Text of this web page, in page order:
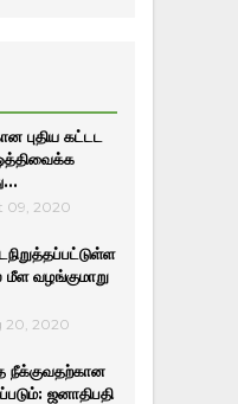
புதிய கட்டட
09, 2020
வழங்குமாறு
20, 2020
நீக்குவதற்கான
ஜனாதிபதி